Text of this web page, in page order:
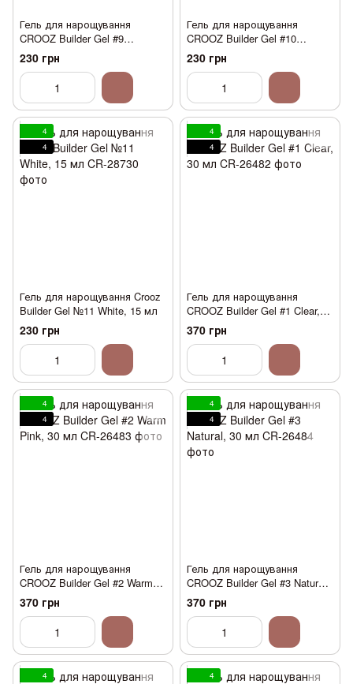
Гель для нарощування
CROOZ Builder Gel #9
Shimmer Milk, 15 мл
230 грн
Гель для нарощування
CROOZ Builder Gel #10
Shimmer Nude, 15 мл
230 грн
4
4
Гель для нарощування Crooz
Builder Gel №11 White, 15 мл
230 грн
4
4
Гель для нарощування
CROOZ Builder Gel #1 Clear,
30 мл
370 грн
4
4
Гель для нарощування
CROOZ Builder Gel #2 Warm
Pink, 30 мл
370 грн
4
4
Гель для нарощування
CROOZ Builder Gel #3 Natural,
30 мл
370 грн
4
4